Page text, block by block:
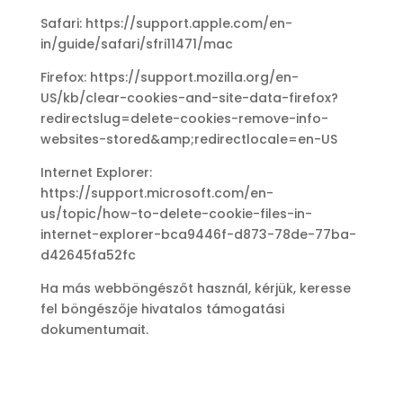
Safari: https://support.apple.com/en-
in/guide/safari/sfri11471/mac
Firefox: https://support.mozilla.org/en-
US/kb/clear-cookies-and-site-data-firefox?
redirectslug=delete-cookies-remove-info-
websites-stored&amp;redirectlocale=en-US
Internet Explorer:
https://support.microsoft.com/en-
us/topic/how-to-delete-cookie-files-in-
internet-explorer-bca9446f-d873-78de-77ba-
d42645fa52fc
Ha más webböngészőt használ, kérjük, keresse
fel böngészője hivatalos támogatási
dokumentumait.